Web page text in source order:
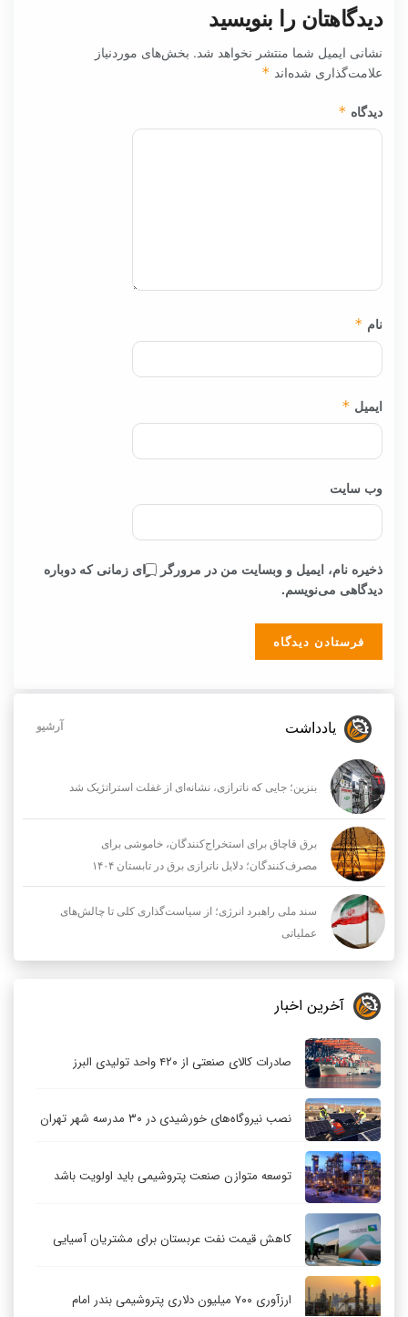
دیدگاهتان را بنویسید
نشانی ایمیل شما منتشر نخواهد شد. بخش‌های موردنیاز
علامت‌گذاری شده‌اند *
دیدگاه *
نام *
ایمیل *
وب‌ سایت
ذخیره نام، ایمیل و وبسایت من در مرورگر برای زمانی که دوباره
دیدگاهی می‌نویسم.
یادداشت آرشیو
بنزین؛ جایی که ناترازی، نشانه‌ای از غفلت استراتژیک شد
برق قاچاق برای استخراج‌کنندگان، خاموشی برای
مصرف‌کنندگان؛ دلایل ناترازی برق در تابستان ۱۴۰۴
سند ملی راهبرد انرژی؛ از سیاست‌گذاری کلی تا چالش‌های
عملیاتی
آخرین اخبار
صادرات کالای صنعتی از ۴۲۰ واحد تولیدی البرز
نصب نیروگاه‌های خورشیدی در ۳۰ مدرسه شهر تهران
توسعه متوازن صنعت پتروشیمی باید اولویت باشد
کاهش قیمت نفت عربستان برای مشتریان آسیایی
ارزآوری ۷۰۰ میلیون دلاری پتروشیمی بندر امام